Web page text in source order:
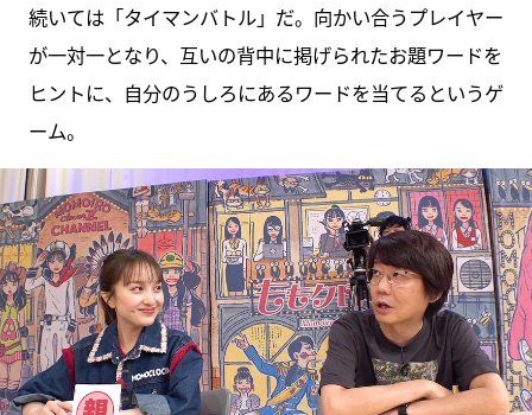
続いては「タイマンバトル」だ。向かい合うプレイヤー
が一対一となり、互いの背中に掲げられたお題ワードを
ヒントに、自分のうしろにあるワードを当てるというゲ
ーム。